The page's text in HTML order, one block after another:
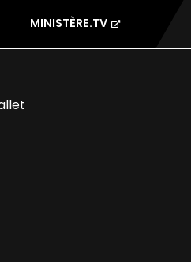
MINISTÈRE.TV